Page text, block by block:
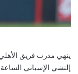
ينهي مدرب فريق